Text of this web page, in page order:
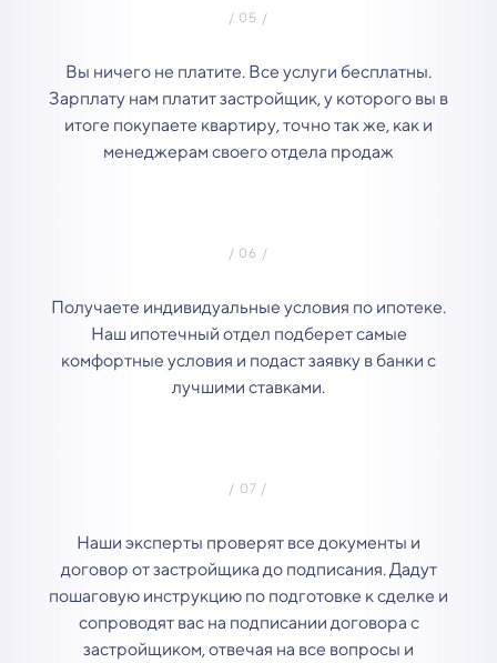
Вы ничего не платите. Все услуги бесплатны.
Зарплату нам платит застройщик, у которого вы в
итоге покупаете квартиру, точно так же, как и
менеджерам своего отдела продаж
Получаете индивидуальные условия по ипотеке.
Наш ипотечный отдел подберет самые
комфортные условия и подаст заявку в банки с
лучшими ставками.
Наши эксперты проверят все документы и
договор от застройщика до подписания. Дадут
пошаговую инструкцию по подготовке к сделке и
сопроводят вас на подписании договора с
застройщиком, отвечая на все вопросы и